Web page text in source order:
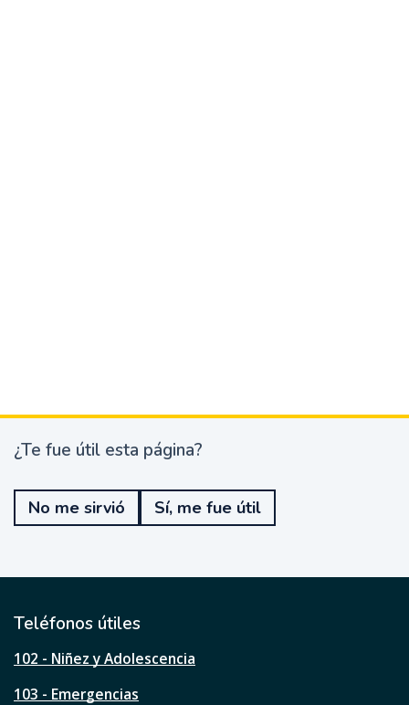
¿
e
u
t
l
s
a
¿Te fue útil esta página?
No me sirvió Sí, me fue útil
Teléfonos útiles
102 - Niñez y Adolescencia
103 - Emergencias